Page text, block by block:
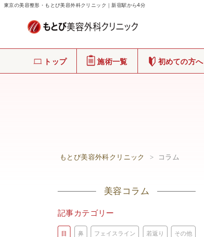
東京の美容整形・もとび美容外科クリニック｜新宿駅から4分
トップ 施術一覧 初めての方へ
もとび美容外科クリニック > コラム
美容コラム
記事カテゴリー
目 鼻 フェイスライン 若返り その他